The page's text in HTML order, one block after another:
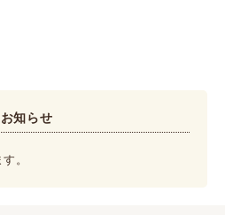
お知らせ
。